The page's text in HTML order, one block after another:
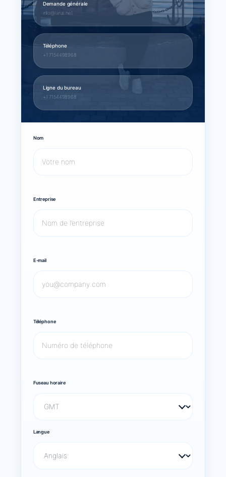
Demande générale
info@larus.net
Téléphone
+1 7154498968
Ligne du bureau
+1 7154498968
Nom
Entreprise
E-mail
Téléphone
Fuseau horaire
Langue